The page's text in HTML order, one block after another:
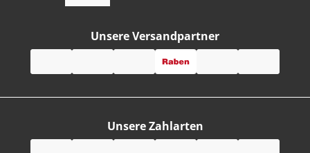
Unsere Zahlarten
Unsere Versandpartner